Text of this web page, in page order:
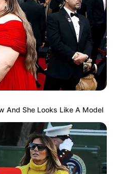
And She Looks Like A Model